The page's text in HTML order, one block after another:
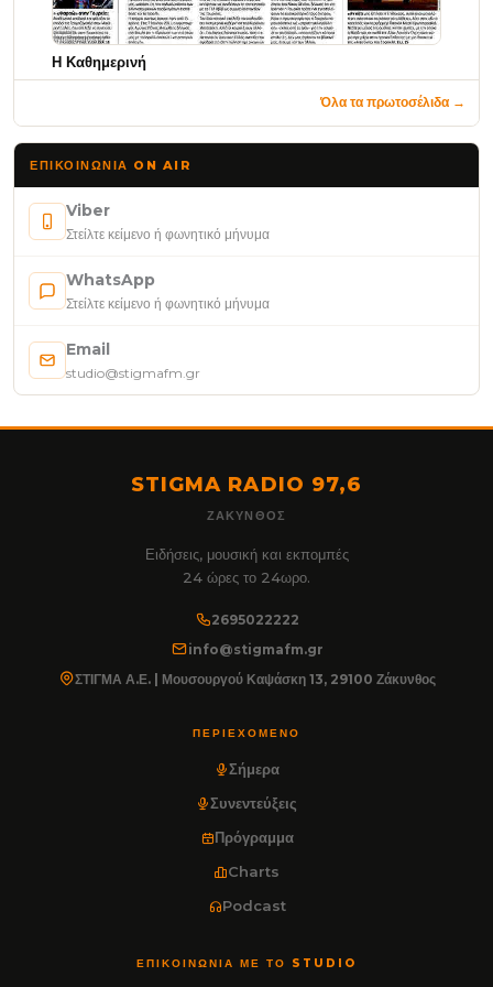
Η Καθημερινή
Όλα τα πρωτοσέλιδα →
ΕΠΙΚΟΙΝΩΝΊΑ ON AIR
Viber
Στείλτε κείμενο ή φωνητικό μήνυμα
WhatsApp
Στείλτε κείμενο ή φωνητικό μήνυμα
Email
studio@stigmafm.gr
STIGMA RADIO 97,6
ΖΆΚΥΝΘΟΣ
Ειδήσεις, μουσική και εκπομπές
24 ώρες το 24ωρο.
2695022222
info@stigmafm.gr
ΣΤΙΓΜΑ Α.Ε. | Μουσουργού Καψάσκη 13, 29100 Ζάκυνθος
ΠΕΡΙΕΧΌΜΕΝΟ
Σήμερα
Συνεντεύξεις
Πρόγραμμα
Charts
Podcast
ΕΠΙΚΟΙΝΩΝΊΑ ΜΕ ΤΟ STUDIO